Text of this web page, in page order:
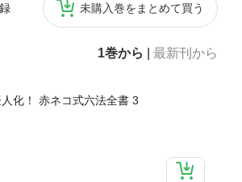
未購入巻をまとめて買う
1巻から 最新刊から
化！ 赤ネコ式六法全書 3